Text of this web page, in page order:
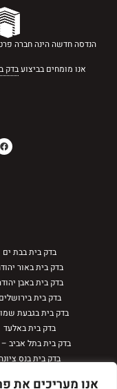
אנו מעריכים את
הנדסה חדשה הינה חברה
אנו מומחים בביצועבדק
בדק ביתבבת ים
בדק ביתבאור
בדק ביתבאבן
בדק ביתבירושלים
בדק ביתבגבעת
בדק ביתבאלעד
בדק ביתבתל אביב –
בדק ביתבנס